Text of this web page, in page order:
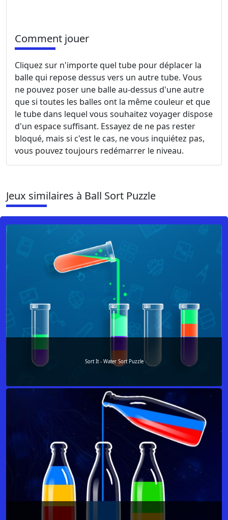
Comment jouer
Cliquez sur n'importe quel tube pour déplacer la
balle qui repose dessus vers un autre tube. Vous
ne pouvez poser une balle au-dessus d'une autre
que si toutes les balles ont la même couleur et que
le tube dans lequel vous souhaitez voyager dispose
d'un espace suffisant. Essayez de ne pas rester
bloqué, mais si c'est le cas, ne vous inquiétez pas,
vous pouvez toujours redémarrer le niveau.
Jeux similaires à Ball Sort Puzzle
Sort It - Water Sort Puzzle